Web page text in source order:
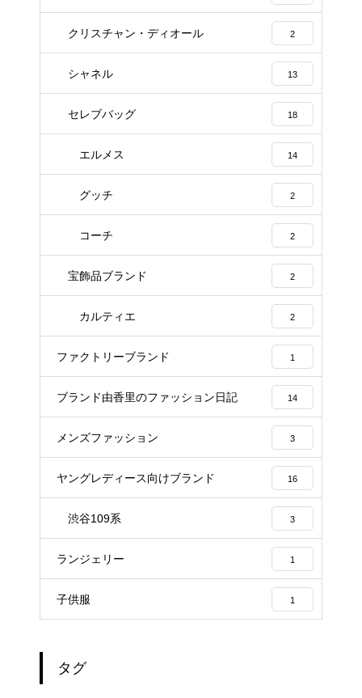
クリスチャン・ディオール 2
シャネル 13
セレブバッグ 18
エルメス 14
グッチ 2
コーチ 2
宝飾品ブランド 2
カルティエ 2
ファクトリーブランド 1
ブランド由香里のファッション日記 14
メンズファッション 3
ヤングレディース向けブランド 16
渋谷109系 3
ランジェリー 1
子供服 1
タグ